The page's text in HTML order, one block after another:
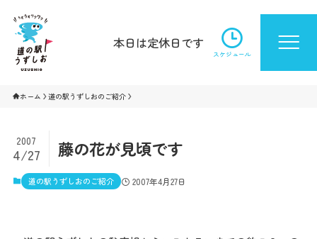
本日は定休日です
スケジュール
ホーム 道の駅うずしおのご紹介
藤の花が見頃です
2007
4/27
道の駅うずしおのご紹介 2007年4月27日